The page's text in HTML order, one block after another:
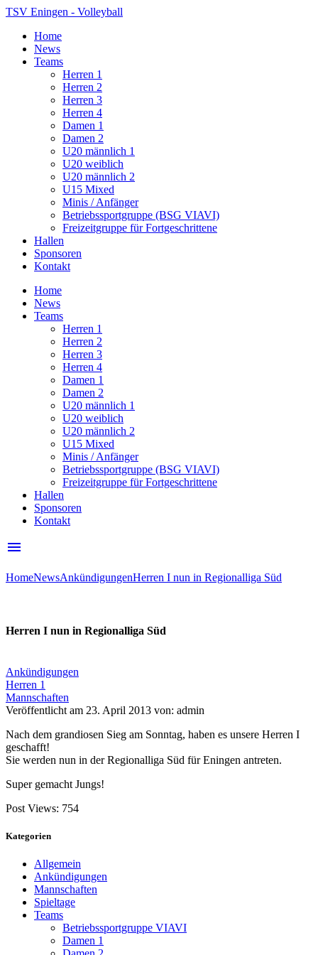
TSV Eningen - Volleyball
Home
News
Teams
Herren 1
Herren 2
Herren 3
Herren 4
Damen 1
Damen 2
U20 männlich 1
U20 weiblich
U20 männlich 2
U15 Mixed
Minis / Anfänger
Betriebssportgruppe (BSG VIAVI)
Freizeitgruppe für Fortgeschrittene
Hallen
Sponsoren
Kontakt
Home
News
Teams
Herren 1
Herren 2
Herren 3
Herren 4
Damen 1
Damen 2
U20 männlich 1
U20 weiblich
U20 männlich 2
U15 Mixed
Minis / Anfänger
Betriebssportgruppe (BSG VIAVI)
Freizeitgruppe für Fortgeschrittene
Hallen
Sponsoren
Kontakt
menu
HomeNewsAnkündigungenHerren I nun in Regionalliga Süd
Herren I nun in Regionalliga Süd
Ankündigungen
Herren 1
Mannschaften
Veröffentlicht am 23. April 2013 von: admin
Nach dem grandiosen Sieg am Sonntag, haben es unsere Herren I
geschafft!
Sie werden nun in der Regionalliga Süd für Eningen antreten.
Super gemacht Jungs!
Post Views: 754
Kategorien
Allgemein
Ankündigungen
Mannschaften
Spieltage
Teams
Betriebssportgruppe VIAVI
Damen 1